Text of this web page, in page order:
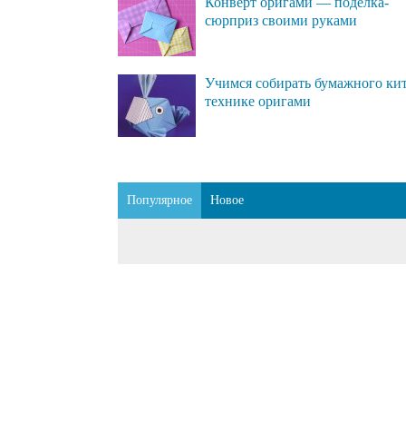
сюрприз своими руками
Учимся собирать бумажного
технике оригами
Популярное Новое